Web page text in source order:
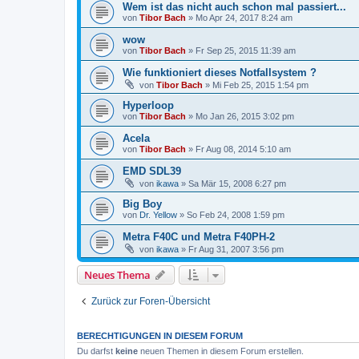
Wem ist das nicht auch schon mal passiert...
von Tibor Bach » Mo Apr 24, 2017 8:24 am
wow
von Tibor Bach » Fr Sep 25, 2015 11:39 am
Wie funktioniert dieses Notfallsystem ?
von Tibor Bach » Mi Feb 25, 2015 1:54 pm
Hyperloop
von Tibor Bach » Mo Jan 26, 2015 3:02 pm
Acela
von Tibor Bach » Fr Aug 08, 2014 5:10 am
EMD SDL39
von ikawa » Sa Mär 15, 2008 6:27 pm
Big Boy
von Dr. Yellow » So Feb 24, 2008 1:59 pm
Metra F40C und Metra F40PH-2
von ikawa » Fr Aug 31, 2007 3:56 pm
Neues Thema
Zurück zur Foren-Übersicht
BERECHTIGUNGEN IN DIESEM FORUM
Du darfst keine neuen Themen in diesem Forum erstellen.